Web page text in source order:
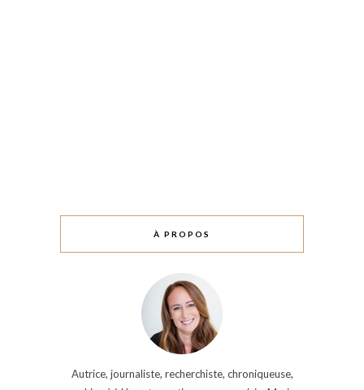
À PROPOS
Autrice, journaliste, recherchiste, chroniqueuse,